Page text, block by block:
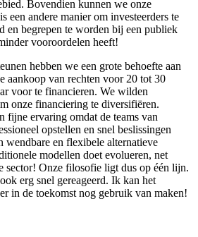
Bovendien kunnen we onze
een andere manier om investeerders te
en begrepen te worden bij een publiek
vooroordelen heeft!
hebben we een grote behoefte aan
aankoop van rechten voor 20 tot 30
voor te financieren. We wilden
onze financiering te diversifiëren.
fijne ervaring omdat de teams van
opstellen en snel beslissingen
wendbare en flexibele alternatieve
modellen doet evolueren, net
sector! Onze filosofie ligt dus op één lijn.
erg snel gereageerd. Ik kan het
in de toekomst nog gebruik van maken!